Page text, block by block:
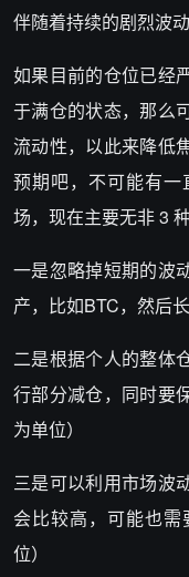
伴随着持续的剧烈波动
如果目前的仓位已经
于满仓的状态，那么
流动性，以此来降低
预期吧，不可能有
场，现在主要无非 3
一是忽略掉短期的波
产，比如BTC，然后
二是根据个人的整体
行部分减仓，同时要
为单位）
三是可以利用市场波
会比较高，可能也
位）